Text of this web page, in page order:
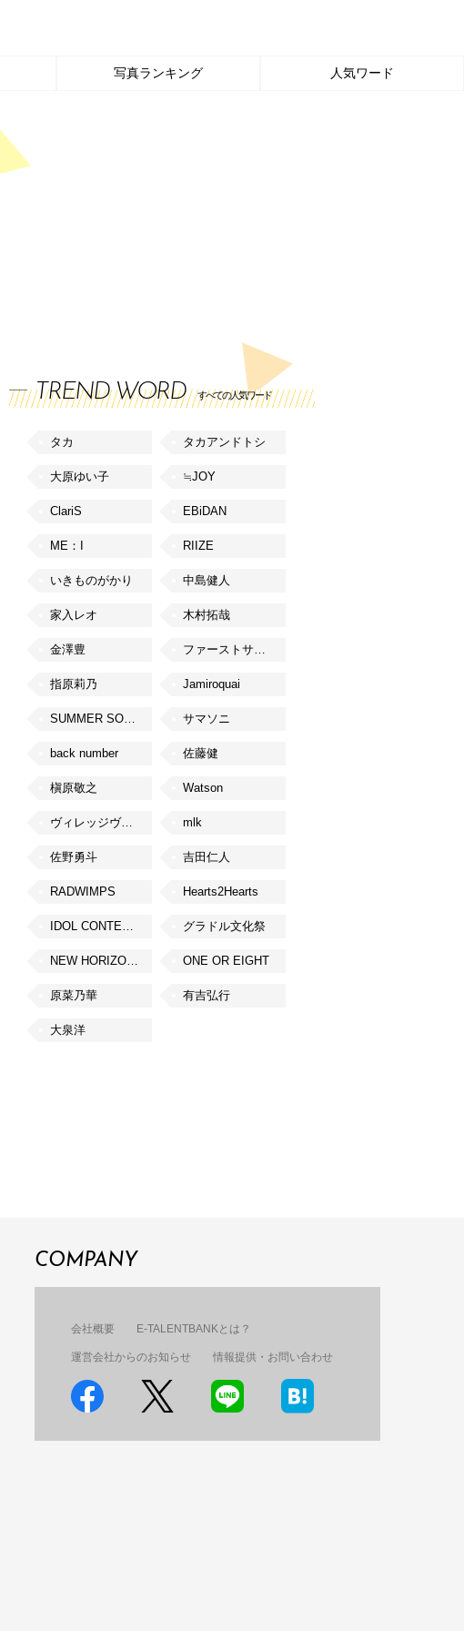
写真ランキング 人気ワード
TREND WORD すべての人気ワード
タカ タカアンドトシ
大原ゆい子 ≒JOY
ClariS EBiDAN
ME：I RIIZE
いきものがかり 中島健人
家入レオ 木村拓哉
金澤豊 ファーストサマーウイカ
指原莉乃 Jamiroquai
SUMMER SONIC サマソニ
back number 佐藤健
槇原敬之 Watson
ヴィレッジヴァンガード mlk
佐野勇斗 吉田仁人
RADWIMPS Hearts2Hearts
IDOL CONTENT EXPO グラドル文化祭
NEW HORIZON FEST ONE OR EIGHT
原菜乃華 有吉弘行
大泉洋
COMPANY
会社概要 E-TALENTBANKとは？
運営会社からのお知らせ 情報提供・お問い合わせ